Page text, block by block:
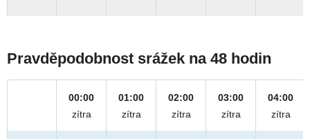
Pravděpodobnost srážek na 48 hodin
00:00
zítra
01:00
zítra
02:00
zítra
03:00
zítra
04:00
zítra